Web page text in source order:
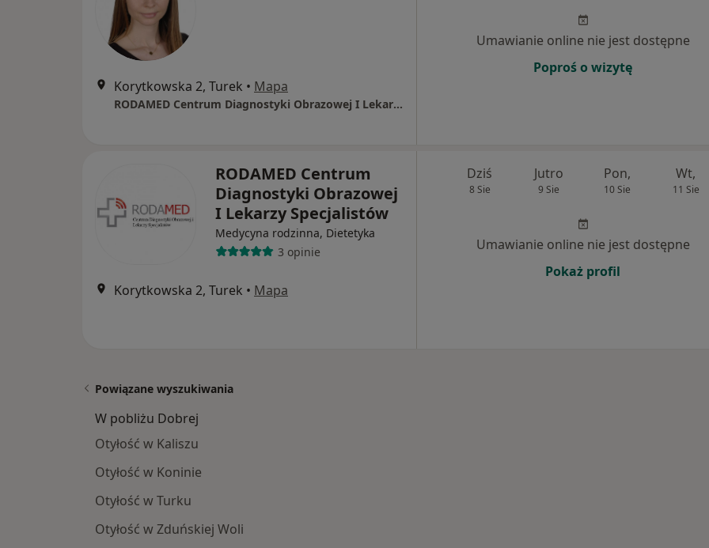
Korytkowska 2, Turek • Mapa
RODAMED Centrum Diagnostyki Obrazowej I Lekarzy Specjalistów
Umawianie online nie jest dostępne
Poproś o wizytę
RODAMED Centrum
Diagnostyki Obrazowej
I Lekarzy Specjalistów
Medycyna rodzinna, Dietetyka
3 opinie
Korytkowska 2, Turek • Mapa
Dziś
8 Sie
Jutro
9 Sie
Pon,
10 Sie
Wt,
11 Sie
Umawianie online nie jest dostępne
Pokaż profil
Powiązane wyszukiwania
W pobliżu Dobrej
Otyłość w Kaliszu
Otyłość w Koninie
Otyłość w Turku
Otyłość w Zduńskiej Woli